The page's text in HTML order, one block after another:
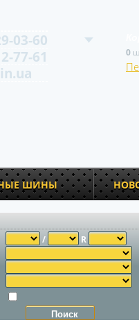
03-60
77-61
0
ШИНЫ
/ R